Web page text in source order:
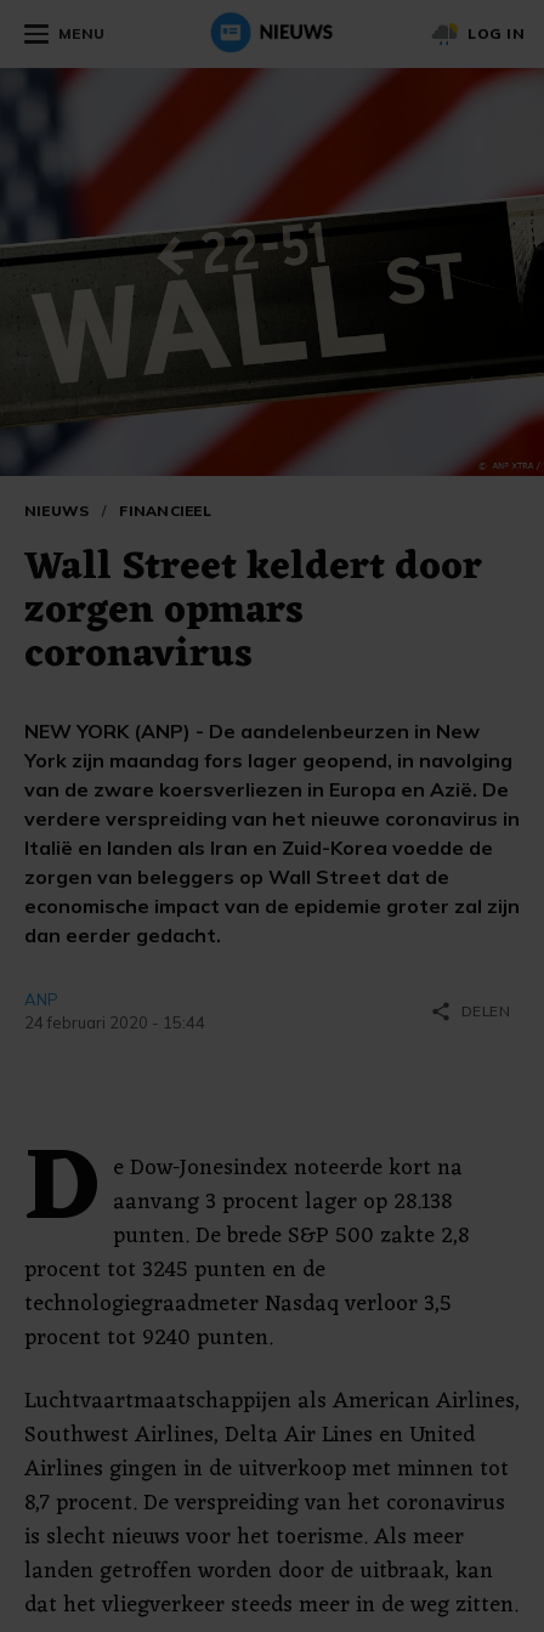
MENU LOG IN
NIEUWS / FINANCIEEL
Wall Street keldert door
zorgen opmars
coronavirus
NEW YORK (ANP) - De aandelenbeurzen in New
York zijn maandag fors lager geopend, in navolging
van de zware koersverliezen in Europa en Azië. De
verdere verspreiding van het nieuwe coronavirus in
Italië en landen als Iran en Zuid-Korea voedde de
zorgen van beleggers op Wall Street dat de
economische impact van de epidemie groter zal zijn
dan eerder gedacht.
ANP
24 februari 2020 - 15:44
share DELEN
D e Dow-Jonesindex noteerde kort na
aanvang 3 procent lager op 28.138
punten. De brede S&P 500 zakte 2,8
procent tot 3245 punten en de
technologiegraadmeter Nasdaq verloor 3,5
procent tot 9240 punten.
Luchtvaartmaatschappijen als American Airlines,
Southwest Airlines, Delta Air Lines en United
Airlines gingen in de uitverkoop met minnen tot
8,7 procent. De verspreiding van het coronavirus
is slecht nieuws voor het toerisme. Als meer
landen getroffen worden door de uitbraak, kan
dat het vliegverkeer steeds meer in de weg zitten.